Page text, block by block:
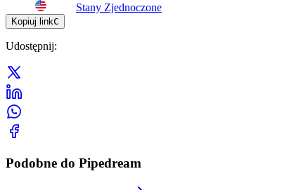
Stany Zjednoczone
Kopiuj linkC
Udostępnij:
Podobne do Pipedream